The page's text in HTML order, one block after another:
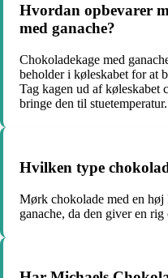
Hvordan opbevarer
med ganache?
Chokoladekage med
beholder i køleskabet for at
Tag kagen ud af køleskabet
bringe den til stuetemperatur.
Hvilken type
Mørk chokolade med en høj
ganache, da den giver en